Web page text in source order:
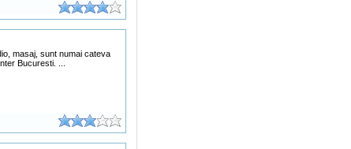
masaj, sunt numai cateva
Bucuresti. ...